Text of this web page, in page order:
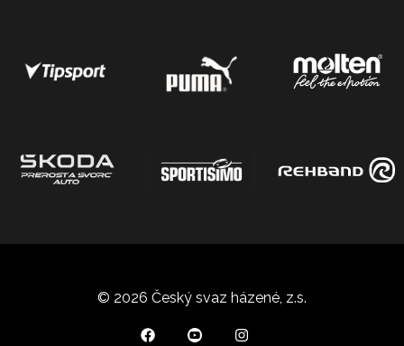
© 2026 Český svaz házené, z.s.